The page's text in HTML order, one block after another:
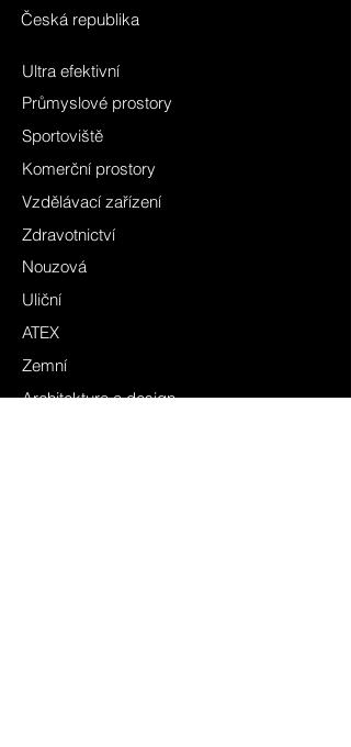
Česká republika
Ultra efektivní
Průmyslové prostory
Sportoviště
Komerční prostory
Vzdělávací zařízení
Zdravotnictví
Nouzová
Uliční
ATEX
Zemní
Architektura a design